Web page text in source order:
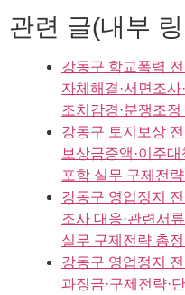
관련 글(내부
강동구 학교폭력
자체해결·서면조사
조치감경·분쟁조
강동구 토지보상
보상금증액·이주
포함 실무 구제전략
강동구 영업정지
조사 대응·관련서
실무 구제전략 총정
강동구 영업정지
과징금·구제전략·